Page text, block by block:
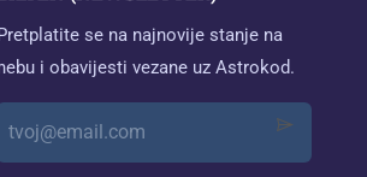
se na najnovije stanje na
i obavijesti vezane uz Astrokod.